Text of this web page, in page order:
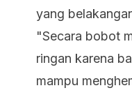
yang
"Secara bobot
ringan karena
mampu